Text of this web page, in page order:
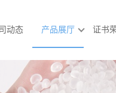
动态 产品展厅 证书